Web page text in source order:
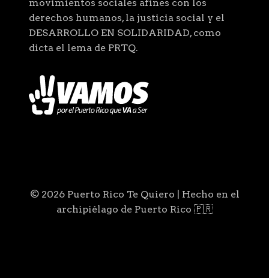
movimientos sociales afines con los
derechos humanos, la justicia social y el
DESARROLLO EN SOLIDARIDAD, como
dicta el lema de PRTQ.
© 2026 Puerto Rico Te Quiero | Hecho en el
archipiélago de Puerto Rico 🇵🇷